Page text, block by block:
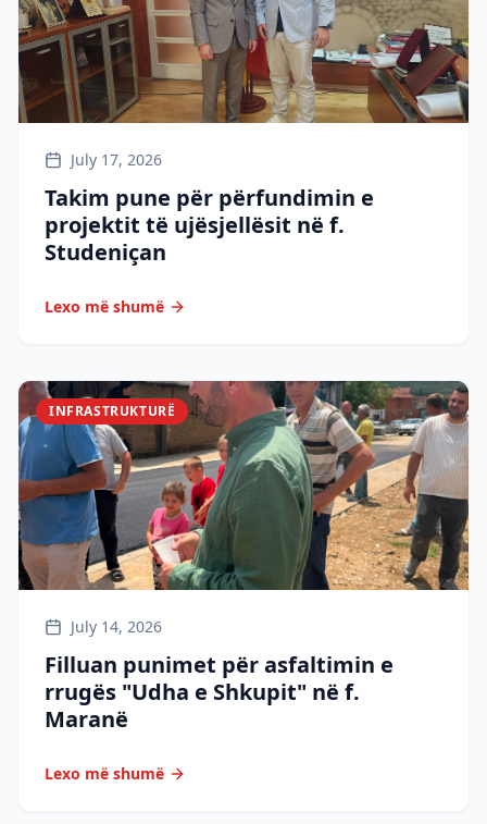
July 17, 2026
Takim pune për përfundimin e
projektit të ujësjellësit në f.
Studeniçan
Lexo më shumë
INFRASTRUKTURË
July 14, 2026
Filluan punimet për asfaltimin e
rrugës "Udha e Shkupit" në f.
Maranë
Lexo më shumë